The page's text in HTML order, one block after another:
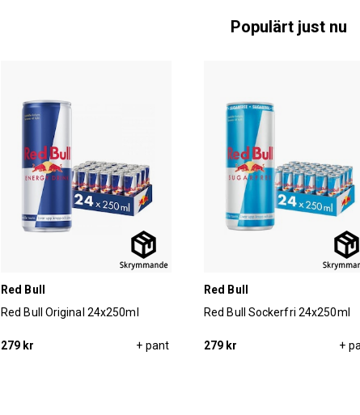
Populärt just nu
Red Bull
Red Bull Original 24x250ml
279 kr + pant
Red Bull
Red Bull Sockerfri 24x250ml
279 kr +